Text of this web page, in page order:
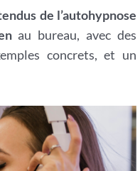
de l’autohypnose
au bureau, avec des
concrets, et un